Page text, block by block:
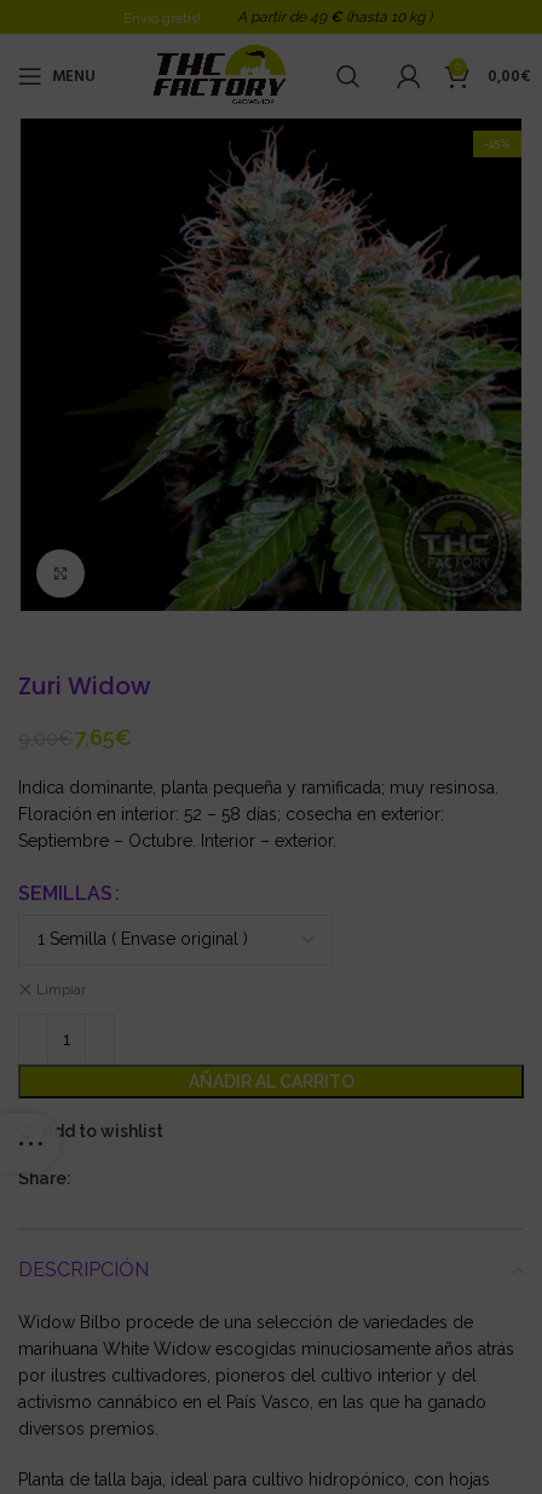
Envio gratis! A partir de 49 € (hasta 10 kg )
MENU 0 0,00€
-15%
Click to enlarge
Zuri Widow
7,65€
Indica dominante, planta pequeña y ramificada; muy resinosa.
Floración en interior: 52 – 58 días; cosecha en exterior:
Septiembre – Octubre. Interior – exterior.
SEMILLAS
Limpiar
AÑADIR AL CARRITO
Add to wishlist
Share:
DESCRIPCIÓN
Widow Bilbo procede de una selección de variedades de
marihuana White Widow escogidas minuciosamente años atrás
por ilustres cultivadores, pioneros del cultivo interior y del
activismo cannábico en el País Vasco, en las que ha ganado
diversos premios.
Planta de talla baja, ideal para cultivo hidropónico, con hojas